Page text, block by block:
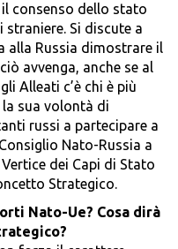
consenso dello stato
Si discute a
alla Russia dimostrare il
avvenga, anche se al
Alleati c’è chi è più
la sua volontà di
russi a partecipare a
Nato-Russia a
dei Capi di Stato
Strategico.
Nato-Ue? Cosa dirà